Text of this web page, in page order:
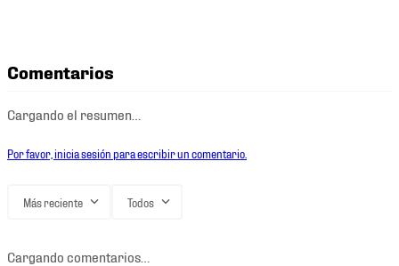
Comentarios
Cargando el resumen…
Por favor, inicia sesión para escribir un comentario.
Más reciente Todos
Cargando comentarios…